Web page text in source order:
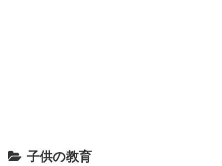
子供の教育